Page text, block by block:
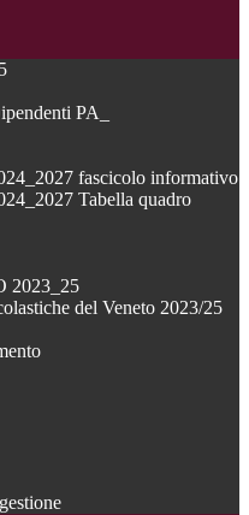
PA_
fascicolo informativo
Tabella quadro
2023_25
del Veneto 2023/25